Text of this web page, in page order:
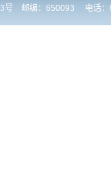
号 邮编：650093 电话